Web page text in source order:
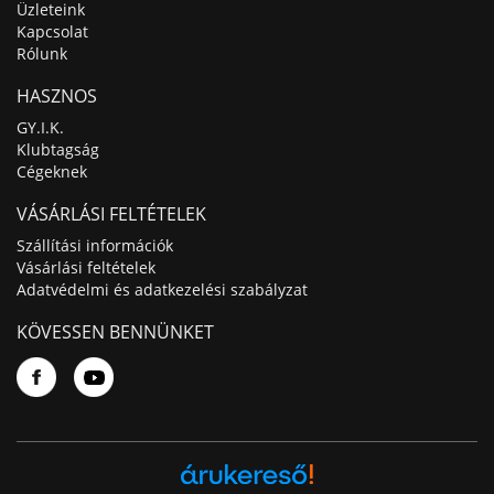
Üzleteink
Kapcsolat
Rólunk
HASZNOS
GY.I.K.
Klubtagság
Cégeknek
VÁSÁRLÁSI FELTÉTELEK
Szállítási információk
Vásárlási feltételek
Adatvédelmi és adatkezelési szabályzat
KÖVESSEN BENNÜNKET